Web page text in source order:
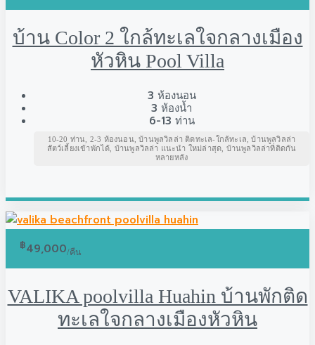
บ้าน Color 2 ใกล้ทะเลใจกลางเมือง
หัวหิน Pool Villa
3 ห้องนอน
3 ห้องน้ำ
6-13 ท่าน
10-20 ท่าน, 2-3 ห้องนอน, บ้านพูลวิลล่า ติดทะเล-ใกล้ทะเล, บ้านพูลวิลล่า
สัตว์เลี้ยงเข้าพักได้, บ้านพูลวิลล่า แนะนำ ใหม่ล่าสุด, บ้านพูลวิลล่าที่ติดกัน
หลายหลัง
฿49,000/คืน
VALIKA poolvilla Huahin บ้านพักติด
ทะเลใจกลางเมืองหัวหิน